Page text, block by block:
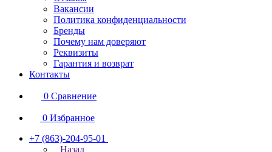
Вакансии
Политика конфиденциальности
Бренды
Почему нам доверяют
Реквизиты
Гарантия и возврат
Контакты
0 Сравнение
0 Избранное
+7 (863)-204-95-01
Назад